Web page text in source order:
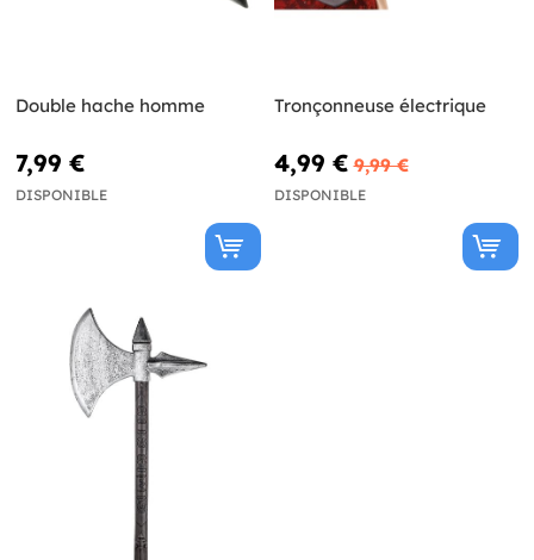
Double hache homme
7,99 €
DISPONIBLE
Tronçonneuse électrique
4,99 € 9,99 €
DISPONIBLE